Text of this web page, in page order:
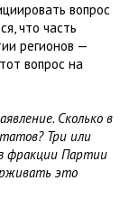
вопрос
что часть
регионов —
вопрос на
Сколько в
Три или
фракции Партии
это